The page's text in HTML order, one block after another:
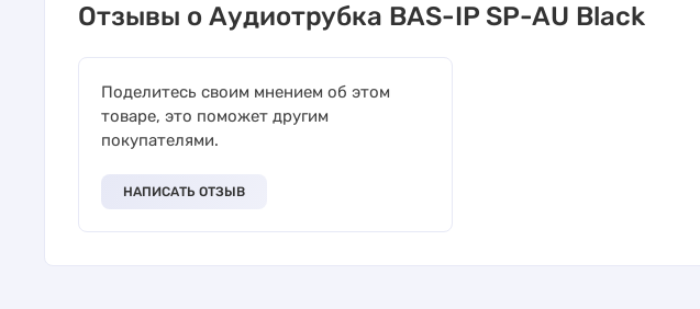
Отзывы о Аудиотрубка BAS-IP SP-AU Black
Поделитесь своим мнением об этом
товаре, это поможет другим
покупателями.
НАПИСАТЬ ОТЗЫВ